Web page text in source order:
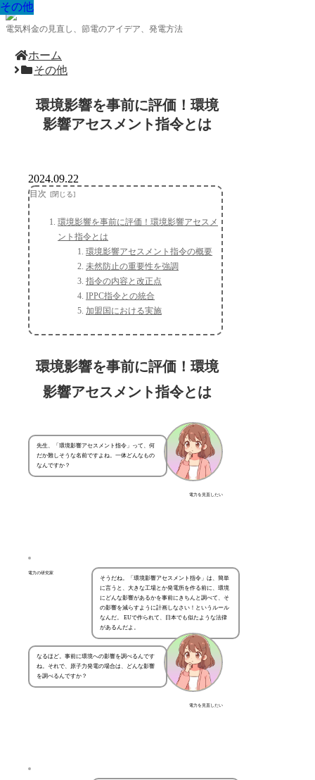
電気料金の見直し、節電のアイデア、発電方法
ホーム
その他
環境影響を事前に評価！環境
影響アセスメント指令とは
その他
2024.09.22
目次
環境影響を事前に評価！環境影響アセスメ
ント指令とは
環境影響アセスメント指令の概要
未然防止の重要性を強調
指令の内容と改正点
IPPC指令との統合
加盟国における実施
環境影響を事前に評価！環境
影響アセスメント指令とは
電力を見直したい
先生、「環境影響アセスメント指令」って、何
だか難しそうな名前ですよね。一体どんなもの
なんですか？
電力の研究家
そうだね。「環境影響アセスメント指令」は、簡単
に言うと、大きな工場とか発電所を作る前に、環境
にどんな影響があるかを事前にきちんと調べて、そ
の影響を減らすように計画しなさい！というルール
なんだ。 EUで作られて、日本でも似たような法律
があるんだよ。
電力を見直したい
なるほど。事前に環境への影響を調べるんです
ね。それで、原子力発電の場合は、どんな影響
を調べるんですか？
その他
その他
その他
その他
その他
その他
その他
その他